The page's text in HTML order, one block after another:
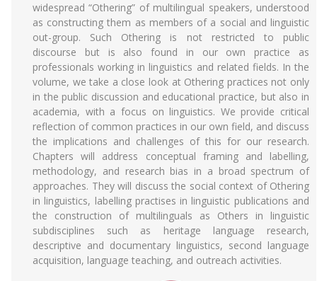
widespread “Othering” of multilingual speakers, understood
as constructing them as members of a social and linguistic
out-group. Such Othering is not restricted to public
discourse but is also found in our own practice as
professionals working in linguistics and related fields. In the
volume, we take a close look at Othering practices not only
in the public discussion and educational practice, but also in
academia, with a focus on linguistics. We provide critical
reflection of common practices in our own field, and discuss
the implications and challenges of this for our research.
Chapters will address conceptual framing and labelling,
methodology, and research bias in a broad spectrum of
approaches. They will discuss the social context of Othering
in linguistics, labelling practises in linguistic publications and
the construction of multilinguals as Others in linguistic
subdisciplines such as heritage language research,
descriptive and documentary linguistics, second language
acquisition, language teaching, and outreach activities.